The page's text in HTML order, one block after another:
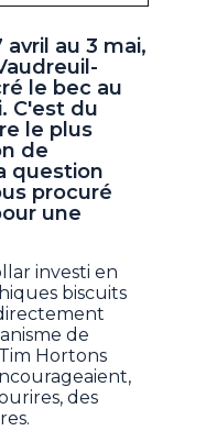
au 3 mai,
le bec au
C'est du
le plus
de
question
procuré
une
investi en
biscuits
de
Hortons
des